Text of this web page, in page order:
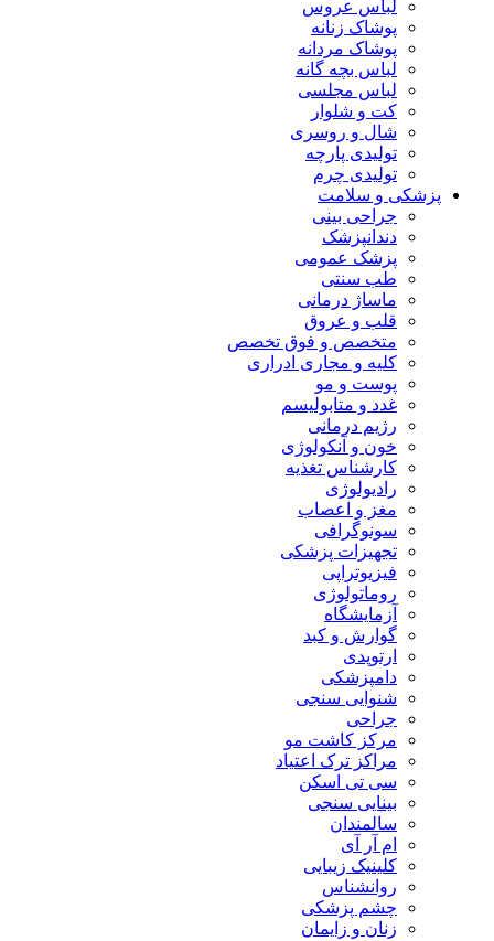
لباس عروس
پوشاک زنانه
پوشاک مردانه
لباس بچه گانه
لباس مجلسی
کت و شلوار
شال و روسری
تولیدی پارچه
تولیدی چرم
پزشکی و سلامت
جراحی بینی
دندانپزشک
پزشک عمومی
طب سنتی
ماساژ درمانی
قلب و عروق
متخصص و فوق تخصص
کلیه و مجاری ادراری
پوست و مو
غدد و متابولیسم
رژیم درمانی
خون و آنکولوژی
کارشناس تغذیه
رادیولوژی
مغز و اعصاب
سونوگرافی
تجهیزات پزشکی
فیزیوتراپی
روماتولوژی
آزمایشگاه
گوارش و کبد
ارتوپدی
دامپزشکی
شنوایی سنجی
جراحی
مرکز کاشت مو
مراکز ترک اعتیاد
سی تی اسکن
بینایی سنجی
سالمندان
ام آر آی
کلینیک زیبایی
روانشناس
چشم پزشکی
زنان و زایمان